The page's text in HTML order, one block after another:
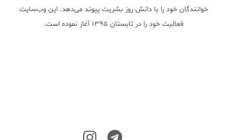
خوانندگان خود را با دانش روز بشریت پیوند می‌دهد. این وب‌سایت
فعالیت خود را در تابستان ۱۳۹۵ آغاز نموده است.